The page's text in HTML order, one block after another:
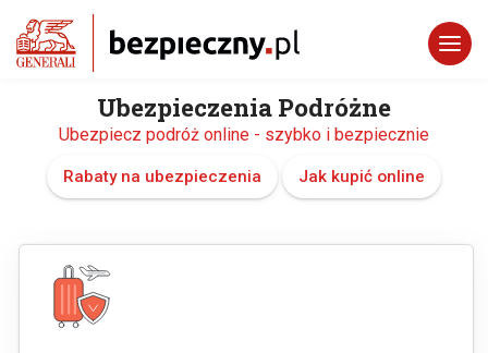
Ubezpieczenia Podróżne
Ubezpiecz podróż online - szybko i bezpiecznie
Rabaty na ubezpieczenia Jak kupić online